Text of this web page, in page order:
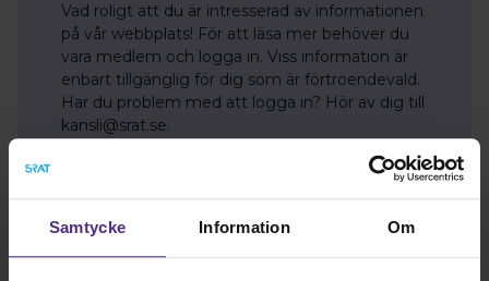
Samtycke Information Om
Vad roligt att du är intresserad av informationen
på vår webbplats! För att läsa mer behöver du
vara medlem och logga in. Viss information är
enbart tillgänglig för dig som är förtroendevald.
Har du problem med att logga in? Hör av dig till
kansli@srat.se.